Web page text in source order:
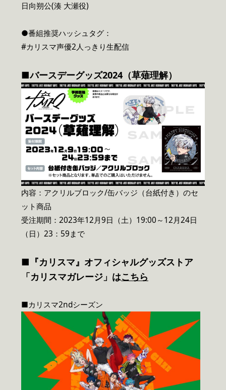
日向朔公(湊 大瀬役)
●番組推奨ハッシュタグ：
#カリスマ声優2人っきり生配信
■バースデーグッズ2024（草薙理解）
内容：アクリルブロック/缶バッジ（台紙付き）のセ
ット商品
受注期間：2023年12月9日（土）19:00～12月24日
（日）23：59まで
■『カリスマ』オフィシャルグッズストア
「カリスマガレージ」はこちら
■カリスマ2ndシーズン